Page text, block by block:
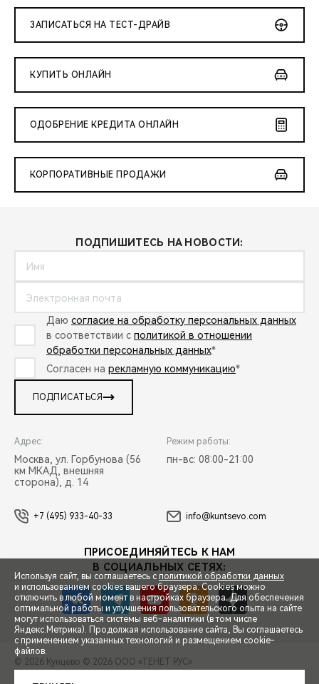
СПЕЦПРЕДЛОЖЕНИЯ
ЗАПИСЬ НА ТЕСТ-ДРАЙВ
ЗАПИСАТЬСЯ НА ТЕСТ-ДРАЙВ
КУПИТЬ ОНЛАЙН
ОДОБРЕНИЕ КРЕДИТА ОНЛАЙН
КОРПОРАТИВНЫЕ ПРОДАЖИ
ПОДПИШИТЕСЬ НА НОВОСТИ:
Даю согласие на обработку персональных данных
в соответствии с политикой в отношении
обработки персональных данных*
Согласен на рекламную коммуникацию*
ПОДПИСАТЬСЯ
Адрес:
Москва, ул. Горбунова (56
км МКАД, внешняя
сторона), д. 14
Режим работы:
пн-вс: 08:00-21:00
+7 (495) 933-40-33 info@kuntsevo.com
ПРИСОЕДИНЯЙТЕСЬ К НАМ
В СОЦИАЛЬНЫХ СЕТЯХ:
© 2026 Кунцево © 2026 ООО «ТЕНЕТ РУС»
Используя сайт, вы соглашаетесь с политикой обработки данных
и использованием cookies вашего браузера. Cookies можно
отключить в любой момент в настройках браузера. Для обеспечения
оптимальной работы и улучшения пользовательского опыта на сайте
могут использоваться системы веб-аналитики (в том числе
Яндекс.Метрика). Продолжая использование сайта, Вы соглашаетесь
с применением указанных технологий и размещением cookie-
файлов.